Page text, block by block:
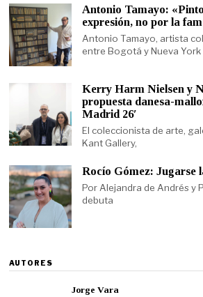
Antonio Tamayo:
expresión, no por la
Antonio Tamayo, artista
entre Bogotá y Nueva York
Kerry Harm Nielsen y
propuesta danesa-
Madrid 26′
El coleccionista de arte,
Kant Gallery,
Rocío Gómez: Jugarse
Por Alejandra de Andrés y
debuta
AUTORES
Jorge Vara